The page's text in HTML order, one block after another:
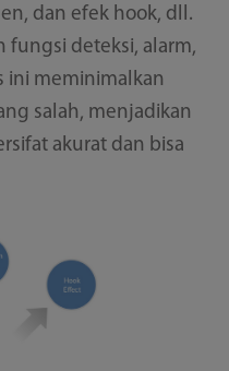
dan efek hook, dll.
fungsi deteksi, alarm,
ini meminimalkan
salah, menjadikan
akurat dan bisa